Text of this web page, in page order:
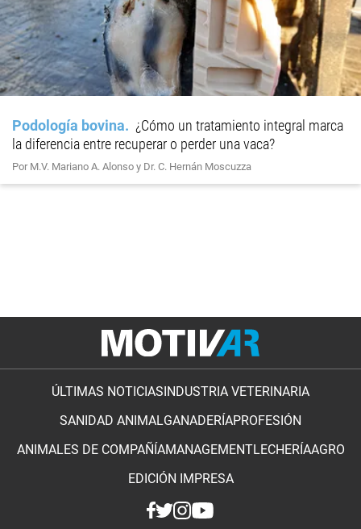
Podología bovina
¿Cómo un tratamiento integral marca
la diferencia entre recuperar o perder una vaca?
Por M.V. Mariano A. Alonso y Dr. C. Hernán Moscuzza
ÚLTIMAS NOTICIASINDUSTRIA VETERINARIA
SANIDAD ANIMALGANADERÍAPROFESIÓN
ANIMALES DE COMPAÑÍAMANAGEMENTLECHERÍAAGRO
EDICIÓN IMPRESA